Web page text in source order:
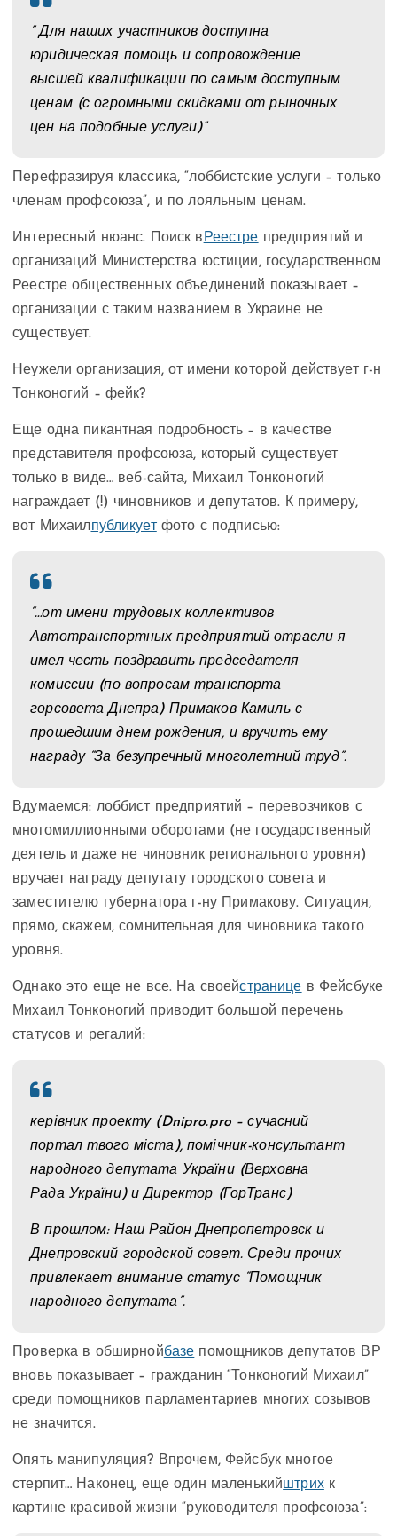
” Для наших участников доступна
юридическая помощь и сопровождение
высшей квалификации по самым доступным
ценам (с огромными скидками от рыночных
цен на подобные услуги)”
Перефразируя классика, “лоббистские услуги – только
членам профсоюза”, и по лояльным ценам.
Интересный нюанс. Поиск в Реестре предприятий и
организаций Министерства юстиции, государственном
Реестре общественных объединений показывает –
организации с таким названием в Украине не
существует.
Неужели организация, от имени которой действует г-н
Тонконогий – фейк?
Еще одна пикантная подробность – в качестве
представителя профсоюза, который существует
только в виде… веб-сайта, Михаил Тонконогий
награждает (!) чиновников и депутатов. К примеру,
вот Михаилпубликуетфото с подписью:
“…от имени трудовых коллективов
Автотранспортных предприятий отрасли я
имел честь поздравить председателя
комиссии (по вопросам транспорта
горсовета Днепра) Примаков Камиль с
прошедшим днем рождения, и вручить ему
награду “За безупречный многолетний труд”.
Вдумаемся: лоббист предприятий – перевозчиков с
многомиллионными оборотами (не государственный
деятель и даже не чиновник регионального уровня)
вручает награду депутату городского совета и
заместителю губернатора г-ну Примакову. Ситуация,
прямо, скажем, сомнительная для чиновника такого
уровня.
Однако это еще не все. На своейстранице в Фейсбуке
Михаил Тонконогий приводит большой перечень
статусов и регалий:
керівник проекту (Dnipro.pro – сучасний
портал твого міста), помічник-консультант
народного депутата України (Верховна
Рада України) и Директор (ГорТранс)
В прошлом: Наш Район Днепропетровск и
Днепровский городской совет. Среди прочих
привлекает внимание статус “Помощник
народного депутата”.
Проверка в обширнойбазе помощников депутатов ВР
вновь показывает – гражданин “Тонконогий Михаил”
среди помощников парламентариев многих созывов
не значится.
Опять манипуляция? Впрочем, Фейсбук многое
стерпит… Наконец, еще один маленькийштрихк
картине красивой жизни “руководителя профсоюза”: